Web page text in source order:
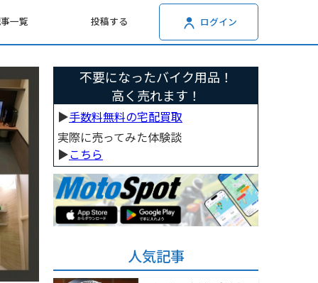
一覧 投稿する ログイン
不要になったバイク用品！
高く売れます！
▶︎手数料無料の宅配買取
実際に売ってみた体験談
▶︎こちら
人気記事